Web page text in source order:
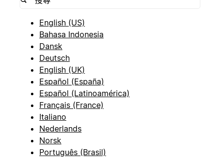
English (US)
Bahasa Indonesia
Dansk
Deutsch
English (UK)
Español (España)
Español (Latinoamérica)
Français (France)
Italiano
Nederlands
Norsk
Português (Brasil)